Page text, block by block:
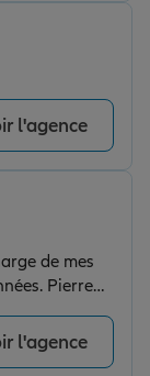
l'agence
de mes
Pierre
d'une
l'agence